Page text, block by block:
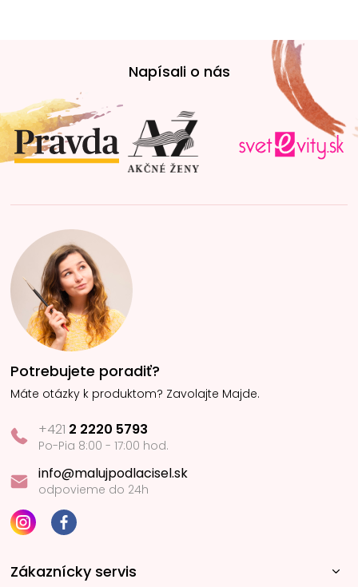
t
i
e
Napísali o nás
Potrebujete poradiť?
Máte otázky k produktom? Zavolajte Majde.
+421 2 2220 5793
Po-Pia 8:00 - 17:00 hod.
info@malujpodlacisel.sk
odpovieme do 24h
Zákaznícky servis